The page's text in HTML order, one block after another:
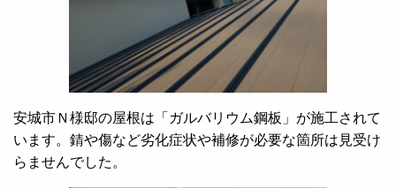
安城市Ｎ様邸の屋根は「ガルバリウム鋼板」が施工されて
います。錆や傷など劣化症状や補修が必要な箇所は見受け
らませんでした。